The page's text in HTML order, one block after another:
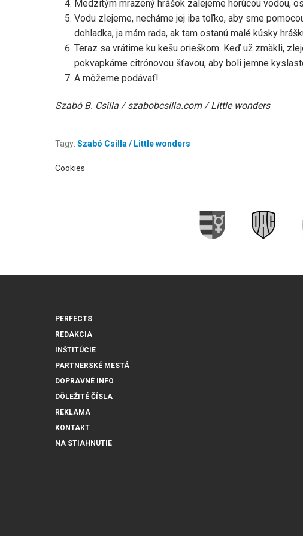
Medzitým mrazený hrášok zalejeme horúcou vodou,
Vodu zlejeme, necháme jej iba toľko, aby sme
dohladka, ja mám rada, ak tam ostanú malé kúsky
Teraz sa vrátime ku kešu orieškom. Keď už zmäkli,
pokvapkáme citrónovou šťavou, aby boli jemne
A môžeme podávať!
Szabó B. Csilla / szabobcsilla.com / Little wonders
Tagy: Szabó Csilla / Little wonders
Cookies
PERFECTS
REDAKCIA
INŠTITÚCIE
PARTNERSKÉ MESTÁ
DOPRAVNÉ INFO
DÔLEŽITÉ ČÍSLA
REKLAMA
KONTAKT
NA STIAHNUTIE